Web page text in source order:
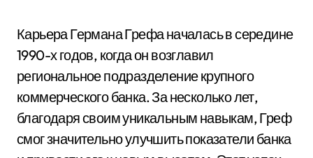
Карьера Германа Грефа началась в середине
1990-х годов, когда он возглавил
региональное подразделение крупного
коммерческого банка. За несколько лет,
благодаря своим уникальным навыкам, Греф
смог значительно улучшить показатели банка